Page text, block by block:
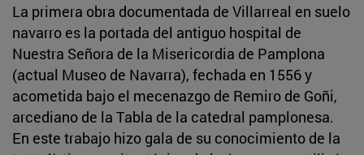
La primera obra documentada de Villarreal en suelo
navarro es la portada del antiguo hospital de
Nuestra Señora de la Misericordia de Pamplona
(actual Museo de Navarra), fechada en 1556 y
acometida bajo el mecenazgo de Remiro de Goñi,
arcediano de la Tabla de la catedral pamplonesa.
En este trabajo hizo gala de su conocimiento de la